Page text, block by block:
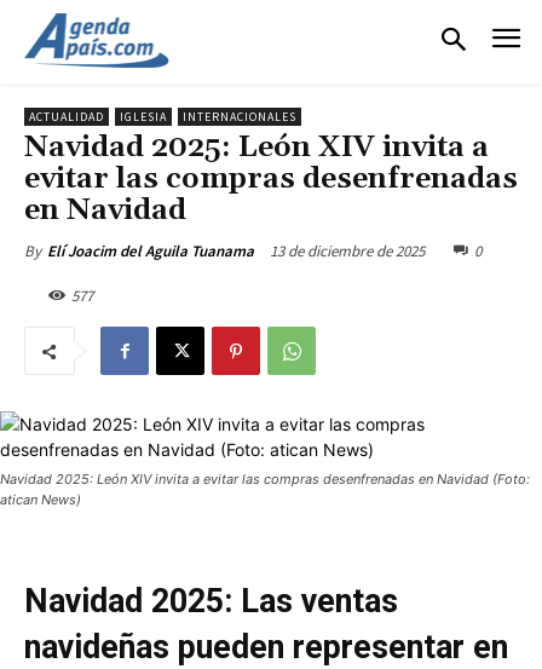
ACTUALIDAD IGLESIA INTERNACIONALES
Navidad 2025: León XIV invita a
evitar las compras desenfrenadas
en Navidad
By Elí Joacim del Aguila Tuanama 13 de diciembre de 2025 0
577
Navidad 2025: León XIV invita a evitar las compras desenfrenadas en Navidad (Foto:
atican News)
Navidad 2025: Las ventas
navideñas pueden representar en